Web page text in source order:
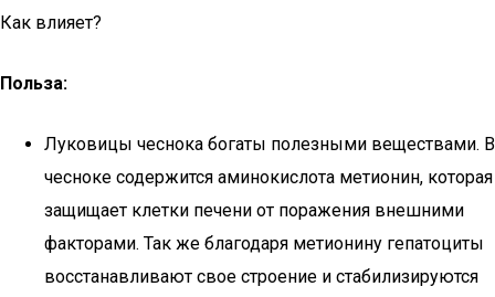
Как влияет?
Польза:
Луковицы чеснока богаты полезными веществами. В
чесноке содержится аминокислота метионин, которая
защищает клетки печени от поражения внешними
факторами. Так же благодаря метионину гепатоциты
восстанавливают свое строение и стабилизируются